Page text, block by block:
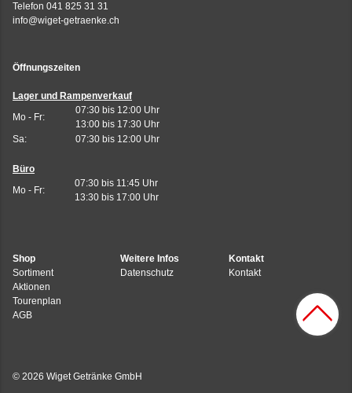
Telefon 041 825 31 31
info@wiget-getraenke.ch
Öffnungszeiten
Lager und Rampenverkauf
Mo - Fr:
07:30 bis 12:00 Uhr
13:00 bis 17:30 Uhr
Sa:
07:30 bis 12:00 Uhr
Büro
Mo - Fr:
07:30 bis 11:45 Uhr
13:30 bis 17:00 Uhr
Shop
Sortiment
Aktionen
Tourenplan
AGB
Weitere Infos
Datenschutz
Kontakt
Kontakt
© 2026 Wiget Getränke GmbH